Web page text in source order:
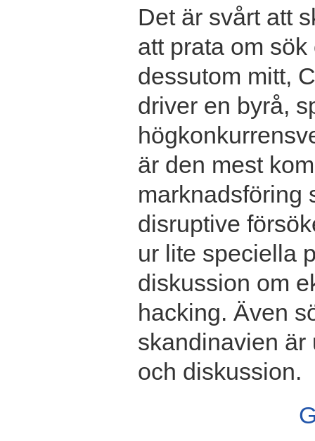
Det är svårt att
att prata om
dessutom mitt,
driver en byrå,
är den mest
marknadsföring
disruptive
ur lite speciella
diskussion om
hacking. Även
skandinavien är
och diskussion.